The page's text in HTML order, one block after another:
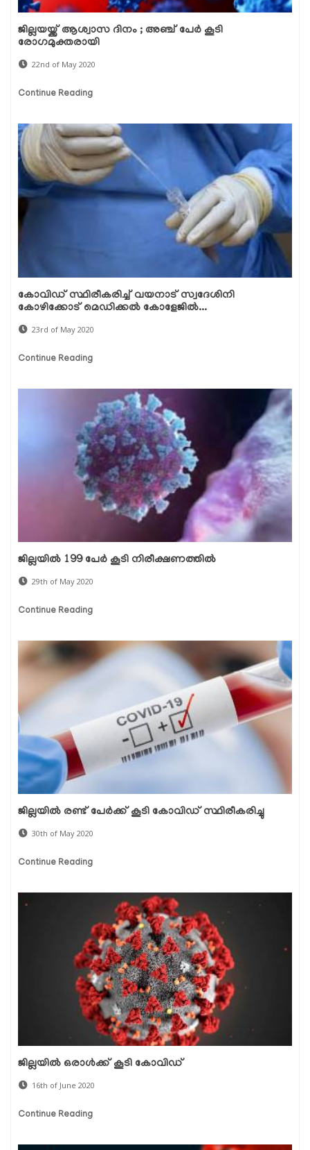
ജില്ലയയ്ക്ക് ആശ്വാസ ദിനം ; അഞ്ച് പേര്‍ കൂടി
രോഗമുക്തരായി
22nd of May 2020
Continue Reading
കോവിഡ് സ്ഥിരീകരിച്ച് വയനാട് സ്വദേശിനി
കോഴിക്കോട് മെഡിക്കല്‍ കോളേജില്‍...
23rd of May 2020
Continue Reading
ജില്ലയില്‍ 199 പേര്‍ കൂടി നിരീക്ഷണത്തില്‍
29th of May 2020
Continue Reading
ജില്ലയില്‍ രണ്ട് പേര്‍ക്ക് കൂടി കോവിഡ് സ്ഥിരീകരിച്ചു
30th of May 2020
Continue Reading
ജില്ലയില്‍ ഒരാള്‍ക്ക് കൂടി കോവിഡ്
16th of June 2020
Continue Reading